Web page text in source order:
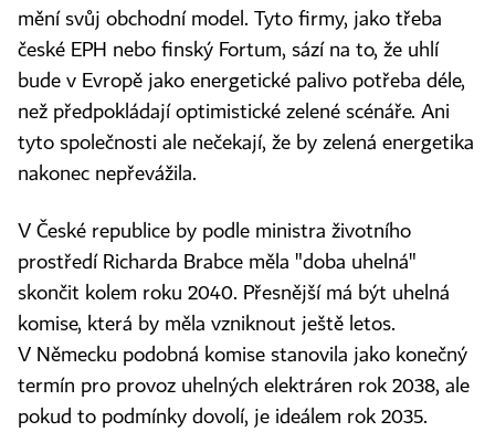
mění svůj obchodní model. Tyto firmy, jako třeba
české EPH nebo finský Fortum, sází na to, že uhlí
bude v Evropě jako energetické palivo potřeba déle,
než předpokládají optimistické zelené scénáře. Ani
tyto společnosti ale nečekají, že by zelená energetika
nakonec nepřevážila.
V České republice by podle ministra životního
prostředí Richarda Brabce měla "doba uhelná"
skončit kolem roku 2040. Přesnější má být uhelná
komise, která by měla vzniknout ještě letos.
V Německu podobná komise stanovila jako konečný
termín pro provoz uhelných elektráren rok 2038, ale
pokud to podmínky dovolí, je ideálem rok 2035.